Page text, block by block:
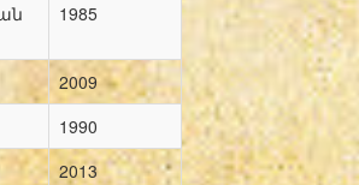
1985
2009
1990
2013